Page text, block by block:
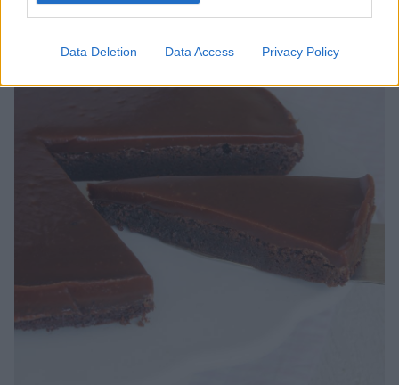
Data Deletion Data Access Privacy Policy
en klick vispgrädde.